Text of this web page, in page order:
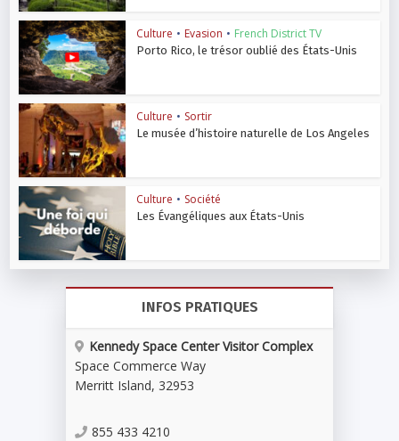
Culture • Evasion • French District TV
Porto Rico, le trésor oublié des États-Unis
Culture • Sortir
Le musée d’histoire naturelle de Los Angeles
Culture • Société
Les Évangéliques aux États-Unis
INFOS PRATIQUES
Kennedy Space Center Visitor Complex
Space Commerce Way
Merritt Island, 32953
855 433 4210